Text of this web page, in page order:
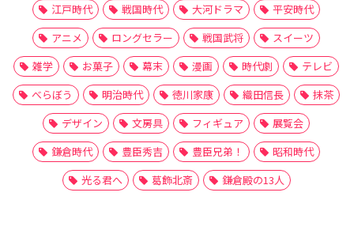
江戸時代 戦国時代 大河ドラマ
平安時代
アニメ
ロングセラー 戦国武将
スイーツ
雑学
お菓子 幕末 漫画 時代劇
テレビ
べらぼう
明治時代 徳川家康 織田信長
抹茶
デザイン
文房具 フィギュア
展覧会
鎌倉時代
豊臣秀吉 豊臣兄弟！
昭和時代
光る君へ
葛飾北斎 鎌倉殿の13人